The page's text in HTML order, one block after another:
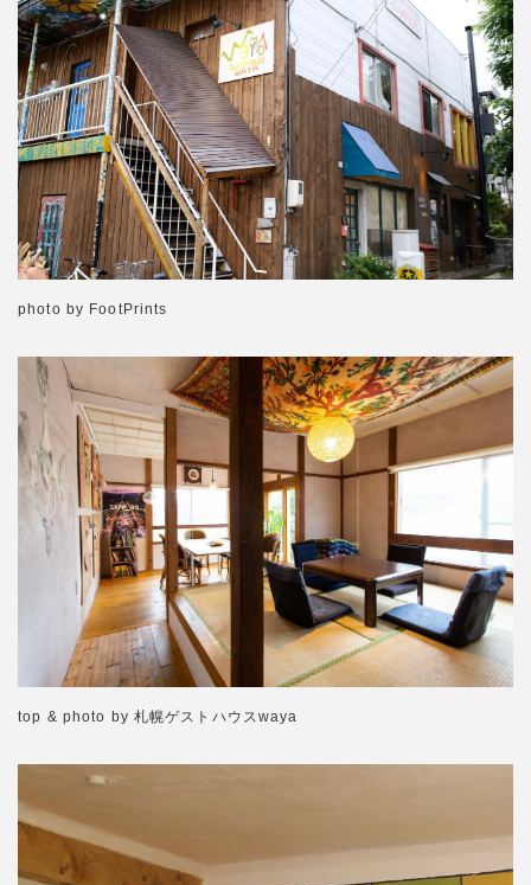
photo by FootPrints
top & photo by 札幌ゲストハウスwaya